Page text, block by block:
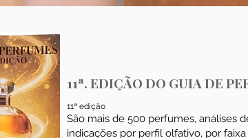
11ª. EDIÇÃO DO GUIA DE
11ª edição
São mais de 500 perfumes, análises
indicações por perfil olfativo, por